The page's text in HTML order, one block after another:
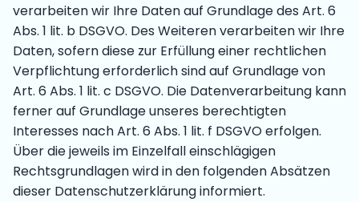
verarbeiten wir Ihre Daten auf Grundlage des Art. 6
Abs. 1 lit. b DSGVO. Des Weiteren verarbeiten wir Ihre
Daten, sofern diese zur Erfüllung einer rechtlichen
Verpflichtung erforderlich sind auf Grundlage von
Art. 6 Abs. 1 lit. c DSGVO. Die Datenverarbeitung kann
ferner auf Grundlage unseres berechtigten
Interesses nach Art. 6 Abs. 1 lit. f DSGVO erfolgen.
Über die jeweils im Einzelfall einschlägigen
Rechtsgrundlagen wird in den folgenden Absätzen
dieser Datenschutzerklärung informiert.